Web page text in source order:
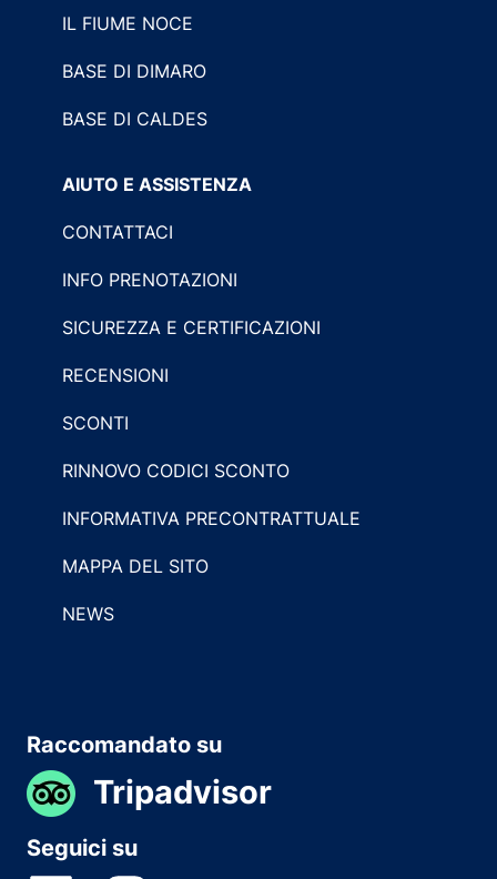
IL FIUME NOCE
BASE DI DIMARO
BASE DI CALDES
AIUTO E ASSISTENZA
CONTATTACI
INFO PRENOTAZIONI
SICUREZZA E CERTIFICAZIONI
RECENSIONI
SCONTI
RINNOVO CODICI SCONTO
INFORMATIVA PRECONTRATTUALE
MAPPA DEL SITO
NEWS
Raccomandato su
Tripadvisor
Seguici su